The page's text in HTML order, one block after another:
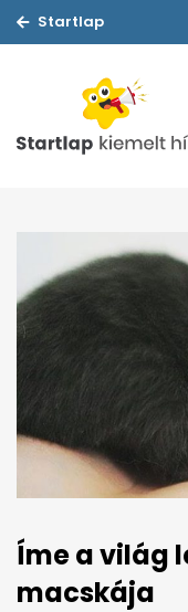
Startlap
Íme a világ
macskája